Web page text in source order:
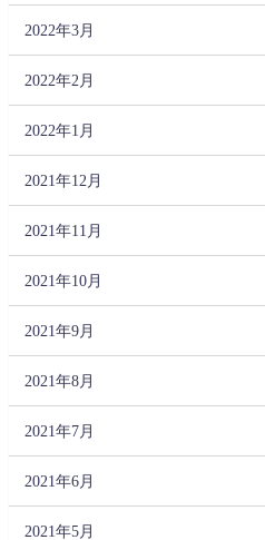
2022年3月
2022年2月
2022年1月
2021年12月
2021年11月
2021年10月
2021年9月
2021年8月
2021年7月
2021年6月
2021年5月